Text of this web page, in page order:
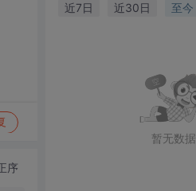
序
近7日 近30日 至今
暂无数据